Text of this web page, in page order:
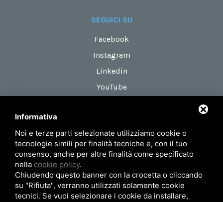
Informativa
Noi e terze parti selezionate utilizziamo cookie o
tecnologie simili per finalità tecniche e, con il tuo
consenso, anche per altre finalità come specificato
nella cookie policy.
Chiudendo questo banner con la crocetta o cliccando
su "Rifiuta", verranno utilizzati solamente cookie
tecnici. Se vuoi selezionare i cookie da installare,
SEGUICI SU
Facebook
Instagram
Linkedin
YouTube
Via Maestri del Lavoro, 18
zona Roveri 2
40138 Bologna (Italy)